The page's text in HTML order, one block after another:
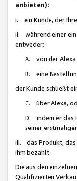
anbieten):
i. ein Kunde, der
ii. während einer
entweder:
A. von der Alexa
B. eine
der Kunde schließt
C. über Alexa,
D. indem er das
seiner
iii. das Produkt, das
ihm bezahlt.
Die aus den
Qualifizierten